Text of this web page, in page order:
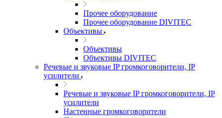
Прочее оборудование
Прочее оборудование DIVITEC
Объективы
Объективы
Объективы DIVITEC
Речевые и звуковые IP громкоговорители, IP
усилители
Речевые и звуковые IP громкоговорители, IP
усилители
Настенные громкоговорители